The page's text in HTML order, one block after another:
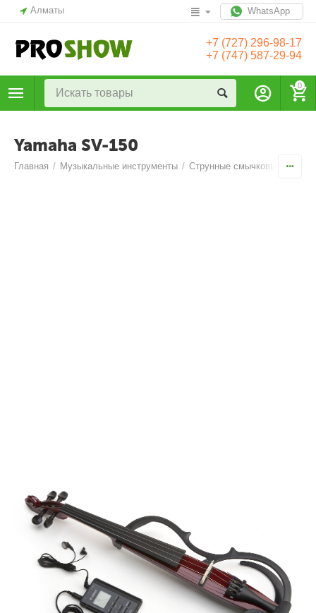
Алматы WhatsApp
+7 (727) 296-98-17
+7 (747) 587-29-94
0
Yamaha SV-150
Главная / Музыкальные инструменты / Струнные смычковые /